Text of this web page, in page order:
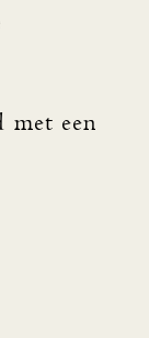
met een